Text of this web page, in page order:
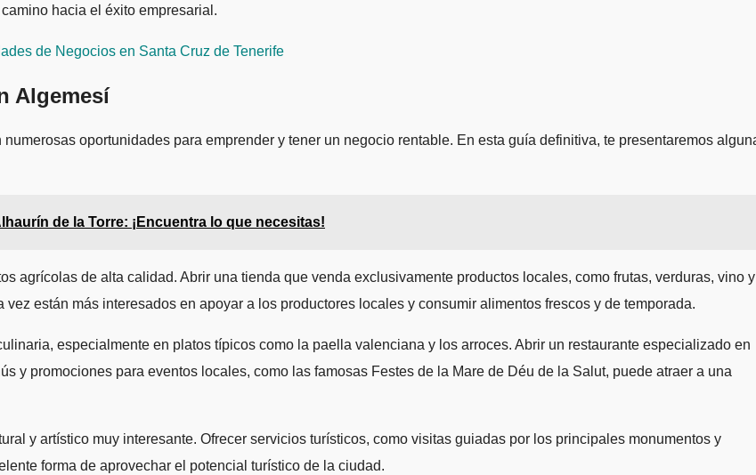
hacia el éxito empresarial.
de Negocios en Santa Cruz de Tenerife
Algemesí
oportunidades para emprender y tener un negocio rentable. En esta guía definitiva, te presentaremos
de la Torre: ¡Encuentra lo que necesitas!
agrícolas de alta calidad. Abrir una tienda que venda exclusivamente productos locales, como frutas, verduras, vino y
están más interesados en apoyar a los productores locales y consumir alimentos frescos y de temporada.
especialmente en platos típicos como la paella valenciana y los arroces. Abrir un restaurante especializado en
y promociones para eventos locales, como las famosas Festes de la Mare de Déu de la Salut, puede atraer a una
y artístico muy interesante. Ofrecer servicios turísticos, como visitas guiadas por los principales monumentos y
forma de aprovechar el potencial turístico de la ciudad.